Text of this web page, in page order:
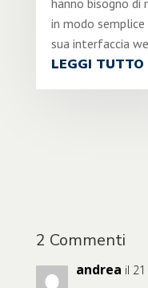
hanno bisogno
in modo
sua interfaccia
LEGGI TUTTO
2 Commenti
andrea il